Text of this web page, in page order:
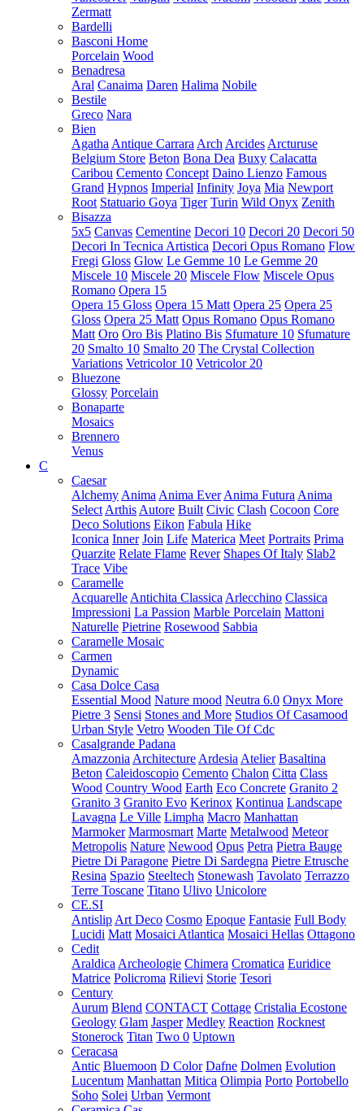
Zermatt
Bardelli
Basconi Home
Porcelain Wood
Benadresa
Aral Canaima Daren Halima Nobile
Bestile
Greco Nara
Bien
Agatha Antique Carrara Arch Arcides Arcturuse
Belgium Store Beton Bona Dea Buxy Calacatta
Caribou Cemento Concept Daino Lienzo Famous
Grand Hypnos Imperial Infinity Joya Mia Newport
Root Statuario Goya Tiger Turin Wild Onyx Zenith
Bisazza
5x5 Canvas Cementine Decori 10 Decori 20 Decori 50
Decori In Tecnica Artistica Decori Opus Romano Flow
Fregi Gloss Glow Le Gemme 10 Le Gemme 20
Miscele 10 Miscele 20 Miscele Flow Miscele Opus
Romano Opera 15
Opera 15 Gloss Opera 15 Matt Opera 25 Opera 25
Gloss Opera 25 Matt Opus Romano Opus Romano
Matt Oro Oro Bis Platino Bis Sfumature 10 Sfumature
20 Smalto 10 Smalto 20 The Crystal Collection
Variations Vetricolor 10 Vetricolor 20
Bluezone
Glossy Porcelain
Bonaparte
Mosaics
Brennero
Venus
C
Caesar
Alchemy Anima Anima Ever Anima Futura Anima
Select Arthis Autore Built Civic Clash Cocoon Core
Deco Solutions Eikon Fabula Hike
Iconica Inner Join Life Materica Meet Portraits Prima
Quarzite Relate Flame Rever Shapes Of Italy Slab2
Trace Vibe
Caramelle
Acquarelle Antichita Classica Arlecchino Classica
Impressioni La Passion Marble Porcelain Mattoni
Naturelle Pietrine Rosewood Sabbia
Caramelle Mosaic
Carmen
Dynamic
Casa Dolce Casa
Essential Mood Nature mood Neutra 6.0 Onyx More
Pietre 3 Sensi Stones and More Studios Of Casamood
Urban Style Vetro Wooden Tile Of Cdc
Casalgrande Padana
Amazzonia Architecture Ardesia Atelier Basaltina
Beton Caleidoscopio Cemento Chalon Citta Class
Wood Country Wood Earth Eco Concrete Granito 2
Granito 3 Granito Evo Kerinox Kontinua Landscape
Lavagna Le Ville Limpha Macro Manhattan
Marmoker Marmosmart Marte Metalwood Meteor
Metropolis Nature Newood Opus Petra Pietra Bauge
Pietre Di Paragone Pietre Di Sardegna Pietre Etrusche
Resina Spazio Steeltech Stonewash Tavolato Terrazzo
Terre Toscane Titano Ulivo Unicolore
CE.SI
Antislip Art Deco Cosmo Epoque Fantasie Full Body
Lucidi Matt Mosaici Atlantica Mosaici Hellas Ottagono
Cedit
Araldica Archeologie Chimera Cromatica Euridice
Matrice Policroma Rilievi Storie Tesori
Century
Aurum Blend CONTACT Cottage Cristalia Ecostone
Geology Glam Jasper Medley Reaction Rocknest
Stonerock Titan Two 0 Uptown
Ceracasa
Antic Bluemoon D Color Dafne Dolmen Evolution
Lucentum Manhattan Mitica Olimpia Porto Portobello
Soho Solei Urban Vermont